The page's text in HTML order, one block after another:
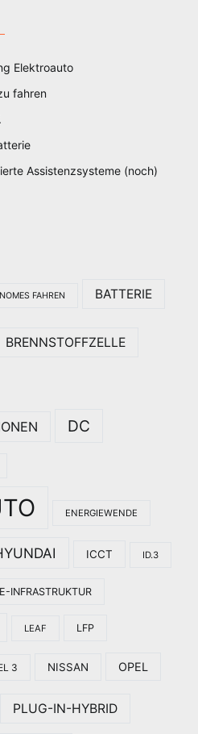
Elektroauto
fahren
Assistenzsysteme (noch)
FAHREN BATTERIE
BRENNSTOFFZELLE
DC
ENERGIEWENDE
ICCT ID.3
INFRASTRUKTUR
LEAF LFP
3 NISSAN OPEL
PLUG-IN-HYBRID